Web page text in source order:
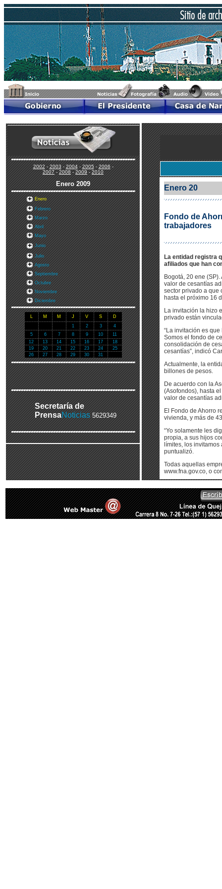
2002-2003-2004-2005-2006-
2007-2008-2009-2010
Enero2009
Enero
Febrero
Marzo
Abril
Mayo
Junio
Julio
Agosto
Septiembre
Octubre
Noviembre
Diciembre
L M M J V S
D
1
2 3
4
5
6 7 8 9 10
11
12
13 14 15 16 17
18
19
20 21 22 23 24
25
26
27 28 29 30 31
Secretaría de
PrensaNoticias 5629349
Enero 20
Fondo de
trabajadores
La entidad registra
afiliados que han
Bogotá, 20 ene
valor de cesantías
sector privado a que
hasta el próximo 16
La invitación la hizo
privado están
“La invitación es
Somos el fondo de
consolidación de
cesantías”, indicó
Actualmente, la
billones de pesos.
De acuerdo con la
(Asofondos), hasta
valor de cesantías
El Fondo de Ahorro
vivienda, y más de
“Yo solamente les
propia, a sus hijos
límites, los
puntualizó.
Todas aquellas
www.fna.gov.co, o